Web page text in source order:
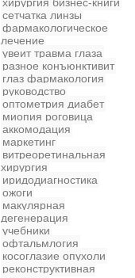
сетчатка линзы
фармакологическое
лечение
увеит травма глаза
разное конъюнктивит
глаз фармакология
руководство
оптометрия диабет
миопия роговица
аккомодация
маркетинг
витреоретинальная
хирургия
иридодиагностика
ожоги
макулярная
дегенерация
учебники
офтальмлогия
косоглазие опухоли
реконструктивная